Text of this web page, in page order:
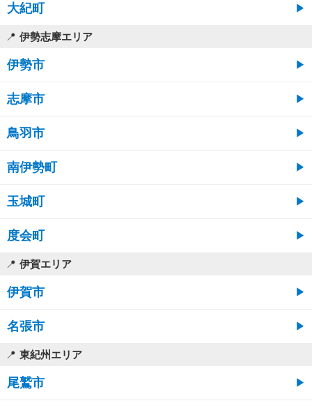
大紀町
伊勢志摩エリア
伊勢市
志摩市
鳥羽市
南伊勢町
玉城町
度会町
伊賀エリア
伊賀市
名張市
東紀州エリア
尾鷲市